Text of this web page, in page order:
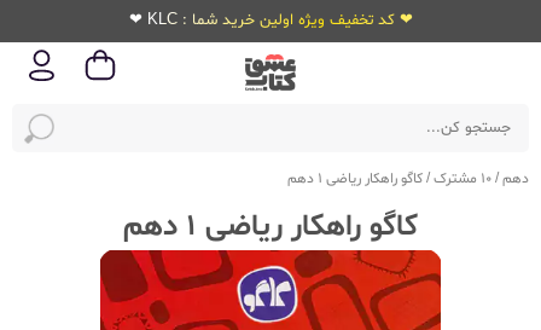
❤ کد تخفیف ویژه اولین خرید شما : KLC ❤
دهم/10 مشترک /کاگو راهکار ریاضی 1 دهم
کاگو راهکار ریاضی 1 دهم